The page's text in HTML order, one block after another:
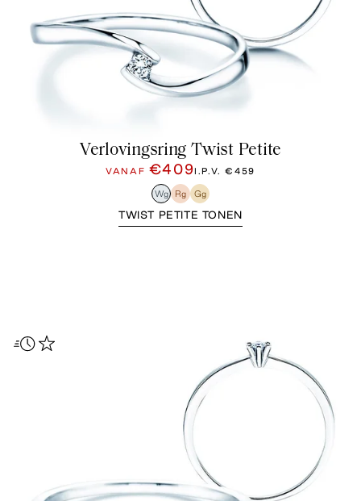
Verlovingsring Twist Petite
VANAF €409I.P.V.€459
Wg Rg Gg
TWIST PETITE TONEN